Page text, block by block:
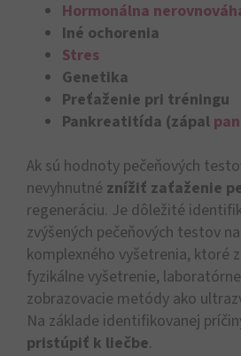
Hormonálna
Iné ochorenia
Stres
Genetika
Preťaženie pri tréningu
Pankreatitída (zápal
Ak sú hodnoty pečeňových
nevyhnutné znížiť zaťaženie
regeneráciu. Je dôležité
zvýšených pečeňových testov
komplexného vyšetrenia, ktoré
fyzikálne vyšetrenie,
zobrazovacie metódy ako
Na základe identifikovanej
pristúpiť k liečbe.